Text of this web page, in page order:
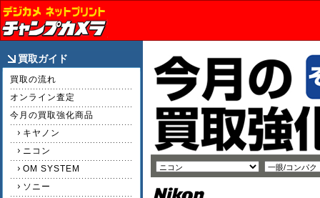
買取ガイド
買取の流れ
オンライン査定
今月の買取強化商品
キヤノン
ニコン
OM SYSTEM
ソニー